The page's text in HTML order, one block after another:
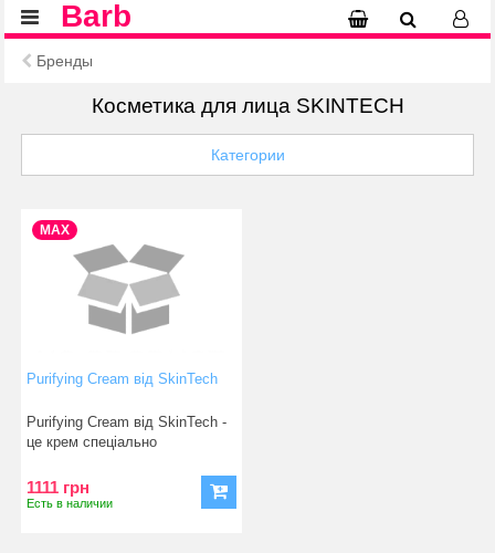
Barb
Бренды
Косметика для лица SKINTECH
Категории
MAX
Purifying Cream від SkinTech
Purifying Cream від SkinTech -
це крем спеціально
1111 грн
Есть в наличии